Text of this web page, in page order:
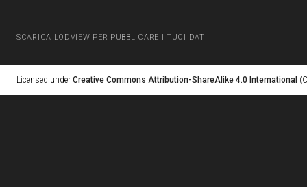
SCARICA LODVIEW PER PUBBLICARE I TUOI DATI
Licensed under Creative Commons Attribution-ShareAlike 4.0 International